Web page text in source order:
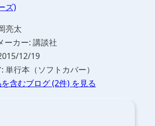
ズ)
亮太
ーカー: 講談社
12/19
単行本（ソフトカバー）
含むブログ (2件) を見る